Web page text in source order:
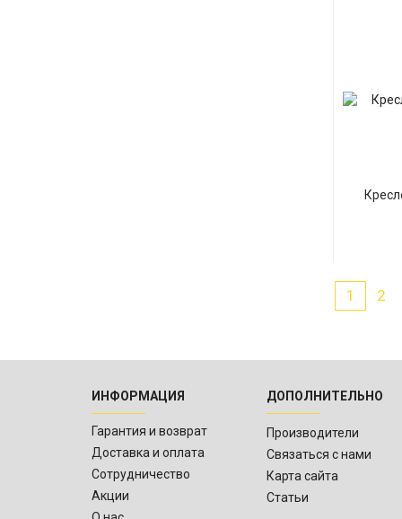
1 2
ИНФОРМАЦИЯ
Гарантия и возврат
Доставка и оплата
Сотрудничество
Акции
ДОПОЛНИТЕЛЬНО
Производители
Связаться с нами
Карта сайта
Статьи